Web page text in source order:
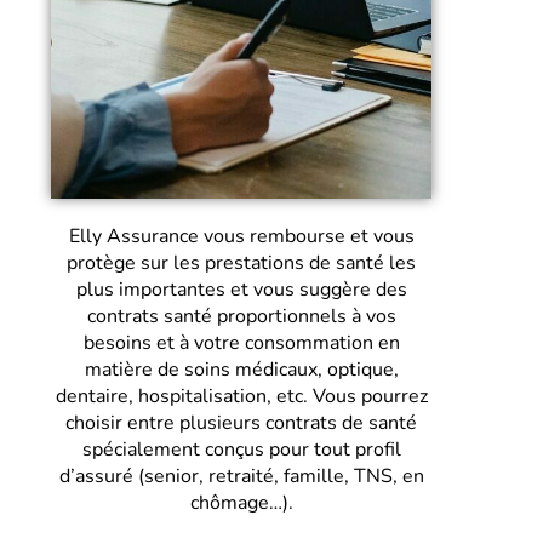
Elly Assurance vous rembourse et vous
protège sur les prestations de santé les
plus importantes et vous suggère des
contrats santé proportionnels à vos
besoins et à votre consommation en
matière de soins médicaux, optique,
dentaire, hospitalisation, etc. Vous pourrez
choisir entre plusieurs contrats de santé
spécialement conçus pour tout profil
d’assuré (senior, retraité, famille, TNS, en
chômage…).